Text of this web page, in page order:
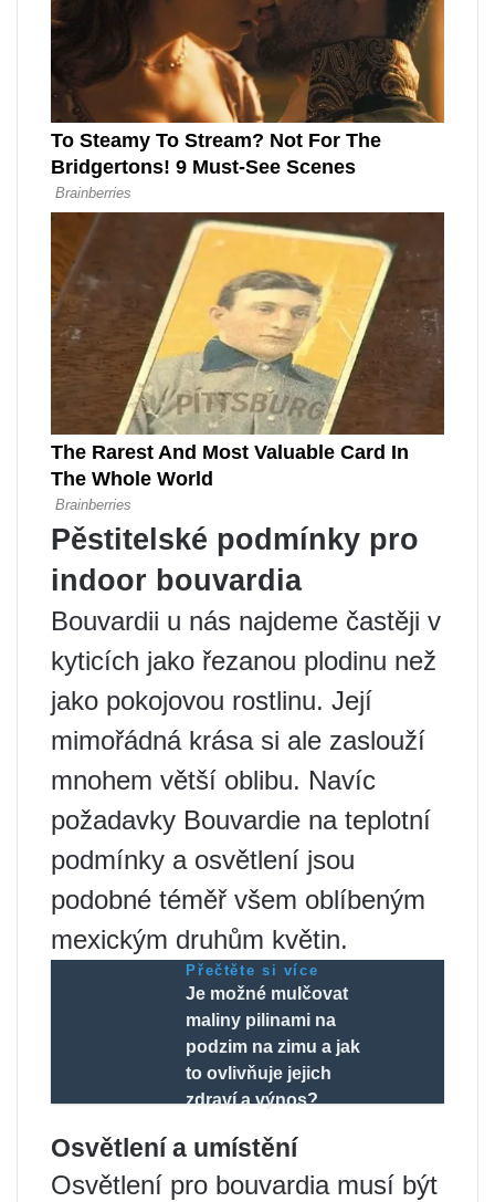
Pěstitelské podmínky pro
indoor bouvardia
Bouvardii u nás najdeme častěji v
kyticích jako řezanou plodinu než
jako pokojovou rostlinu. Její
mimořádná krása si ale zaslouží
mnohem větší oblibu. Navíc
požadavky Bouvardie na teplotní
podmínky a osvětlení jsou
podobné téměř všem oblíbeným
mexickým druhům květin.
Přečtěte si více
Je možné mulčovat
maliny pilinami na
podzim na zimu a jak
to ovlivňuje jejich
zdraví a výnos?
Osvětlení a umístění
Osvětlení pro bouvardia musí být